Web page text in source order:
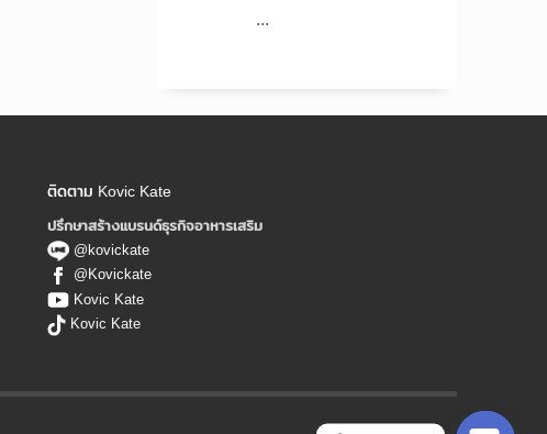
...
ติดตาม Kovic Kate
ปรึกษาสร้างแบรนด์ธุรกิจอาหารเสริม
@kovickate
@Kovickate
Kovic Kate
Kovic Kate